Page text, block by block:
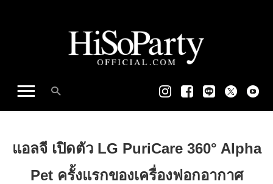
แอลจี เปิดตัว LG PuriCare 360° Alpha
Pet ครั้งแรกของเครื่องฟอกอากาศ